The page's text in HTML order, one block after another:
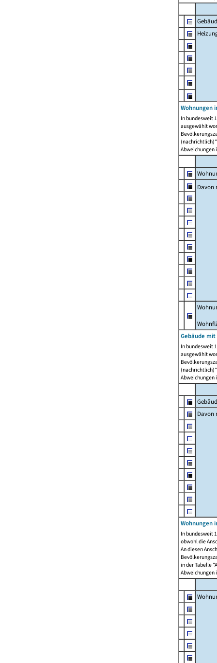
Wohnungen
In bundesweit
ausgewählt
Abweichungen
Davon
Gebäude
In bundesweit
ausgewählt
Abweichungen
Davon
Wohnungen
In bundesweit
obwohl die
An diesen
in der Tabelle
Abweichungen